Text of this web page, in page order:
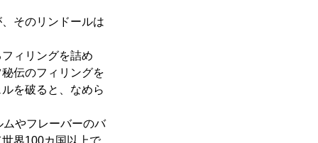
そのリンドールは
ィリングを詰め
伝のフィリングを
を破ると、なめら
やフレーバーのバ
界100カ国以上で